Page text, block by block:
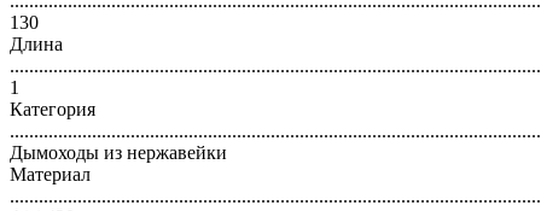
130
Длина
1
Категория
Дымоходы из нержавейки
Материал